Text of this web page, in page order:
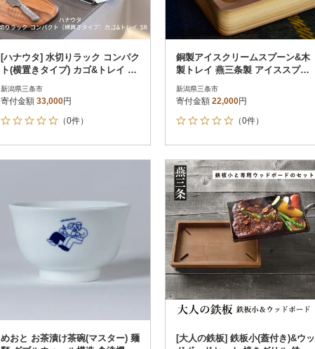
[ハナウタ] 水切りラック コンパク
ト(横置きタイプ) カゴ&トレイ S
新潟県三条市
寄付金額 33,000円
（0件）
銅製アイスクリームスプーン&木
製トレイ 燕三条製 アイススプー
新潟県三条市
寄付金額 22,000円
（0件）
めおと お茶漬け茶碗(マスター) 麺
[大人の鉄板] 鉄板小(蓋付き)&ウッ